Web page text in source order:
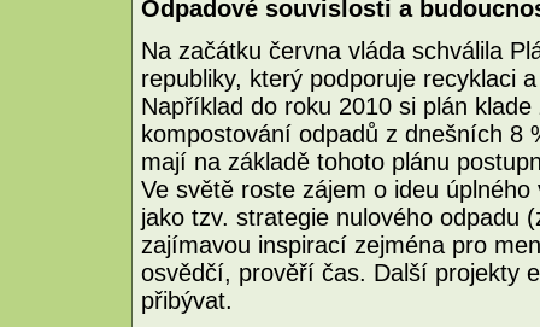
Odpadové souvislosti a
Na začátku června vláda schválila
republiky, který podporuje recyklaci
Například do roku 2010 si plán
kompostování odpadů z dnešních 8
mají na základě tohoto plánu
Ve světě roste zájem o ideu
jako tzv. strategie nulového odpadu
zajímavou inspirací zejména pro
osvědčí, prověří čas. Další projekty
přibývat.